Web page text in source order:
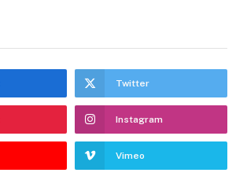
Twitter
Instagram
Vimeo